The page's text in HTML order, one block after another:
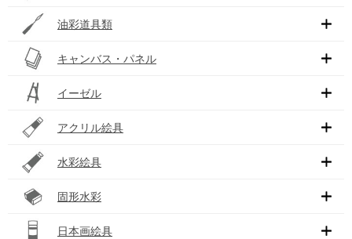
油彩道具類
キャンバス・パネル
イーゼル
アクリル絵具
水彩絵具
固形水彩
日本画絵具